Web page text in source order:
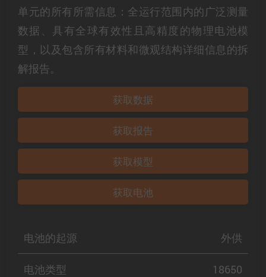
单元的所有所需信息：全运行范围内的广泛测量
数据、具有全球有效性且高精度的物理电池模
型，以及包含所有材料和微观结构详细信息的拆
解报告。
获取数据
获取报告
获取模型
获取电池
电池的起源 外供
电池类型 18650